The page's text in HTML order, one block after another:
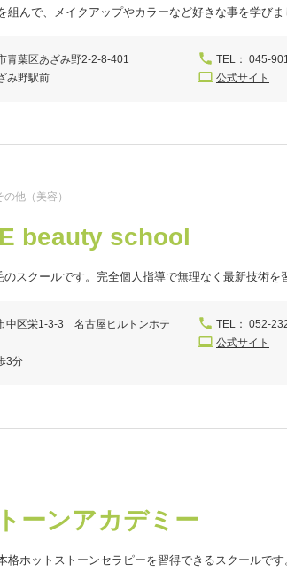
組んで、メイクアップやカラーなど好きな事を学びま
青葉区あざみ野2-2-8-401
み野駅前
TEL： 045-
公式サイト
他（美容）
beauty school
スクールです。完全個人指導で無理なく最新技術を
中区栄1-3-3 名古屋ヒルトンホテ
3分
TEL： 052-
公式サイト
ーンアカデミー
格ホットストーンセラピーを習得できるスクールです